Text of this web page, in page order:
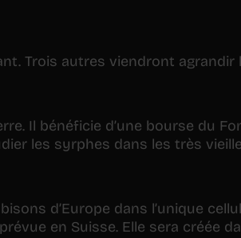
Trois autres viendront agrandir
Il bénéficie d’une bourse du
les syrphes dans les très
d’Europe dans l’unique
en Suisse. Elle sera créée